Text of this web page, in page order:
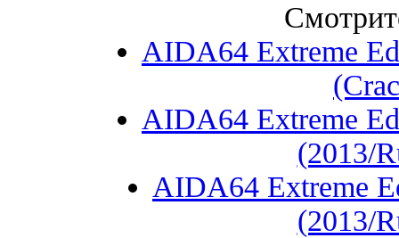
AIDA64 Extreme
AIDA64 Extreme
(2013/
AIDA64 Extreme
(2013/